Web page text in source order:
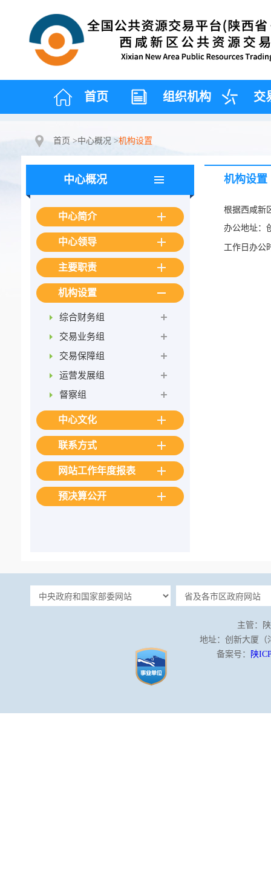
首页 组织机构 交
首页 >中心概况 >机构设置
中心概况
中心简介
中心领导
主要职责
机构设置
综合财务组
交易业务组
交易保障组
运营发展组
督察组
中心文化
联系方式
网站工作年度报表
预决算公开
机构设置
根据西咸新
办公地址：
工作日办公
主管：
地址：创新大厦（
备案号：
陕